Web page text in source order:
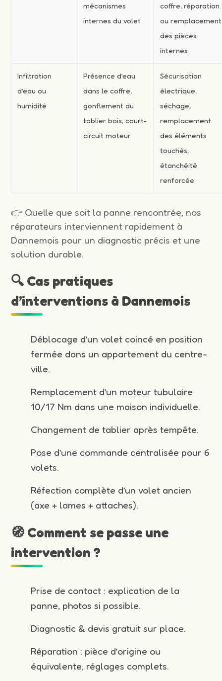
mécanismes
internes du volet
coffre, réparation
ou remplacement
des pièces
internes
Infiltration
d’eau ou
humidité
Présence d’eau
dans le coffre,
gonflement du
tablier bois, court-
circuit moteur
Sécurisation
électrique,
séchage,
remplacement
des éléments
touchés,
étanchéité
renforcée
👉 Quelle que soit la panne rencontrée, nos
réparateurs interviennent rapidement à
Dannemois pour un diagnostic précis et une
solution durable.
🔍 Cas pratiques
d’interventions à Dannemois
Déblocage d’un volet coincé en position
fermée dans un appartement du centre-
ville.
Remplacement d’un moteur tubulaire
10/17 Nm dans une maison individuelle.
Changement de tablier après tempête.
Pose d’une commande centralisée pour 6
volets.
Réfection complète d’un volet ancien
(axe + lames + attaches).
🧭 Comment se passe une
intervention ?
Prise de contact : explication de la
panne, photos si possible.
Diagnostic & devis gratuit sur place.
Réparation : pièce d’origine ou
équivalente, réglages complets.